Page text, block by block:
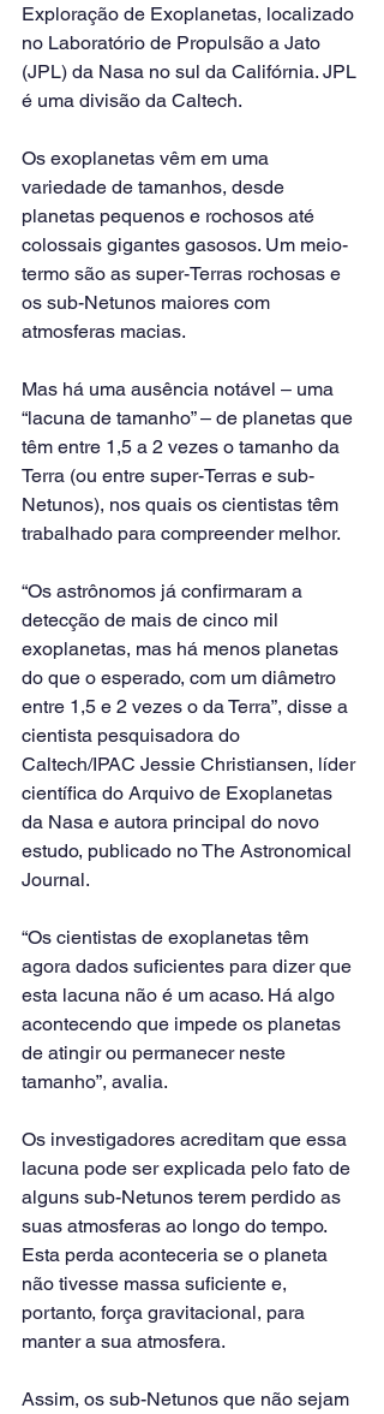
Exploração de Exoplanetas, localizado
no Laboratório de Propulsão a Jato
(JPL) da Nasa no sul da Califórnia. JPL
é uma divisão da Caltech.
Os exoplanetas vêm em uma
variedade de tamanhos, desde
planetas pequenos e rochosos até
colossais gigantes gasosos. Um meio-
termo são as super-Terras rochosas e
os sub-Netunos maiores com
atmosferas macias.
Mas há uma ausência notável – uma
“lacuna de tamanho” – de planetas que
têm entre 1,5 a 2 vezes o tamanho da
Terra (ou entre super-Terras e sub-
Netunos), nos quais os cientistas têm
trabalhado para compreender melhor.
“Os astrônomos já confirmaram a
detecção de mais de cinco mil
exoplanetas, mas há menos planetas
do que o esperado, com um diâmetro
entre 1,5 e 2 vezes o da Terra”, disse a
cientista pesquisadora do
Caltech/IPAC Jessie Christiansen, líder
científica do Arquivo de Exoplanetas
da Nasa e autora principal do novo
estudo, publicado no The Astronomical
Journal.
“Os cientistas de exoplanetas têm
agora dados suficientes para dizer que
esta lacuna não é um acaso. Há algo
acontecendo que impede os planetas
de atingir ou permanecer neste
tamanho”, avalia.
Os investigadores acreditam que essa
lacuna pode ser explicada pelo fato de
alguns sub-Netunos terem perdido as
suas atmosferas ao longo do tempo.
Esta perda aconteceria se o planeta
não tivesse massa suficiente e,
portanto, força gravitacional, para
manter a sua atmosfera.
Assim, os sub-Netunos que não sejam